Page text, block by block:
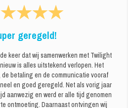
geregeld!
keer dat wij samenwerken met Twilight
is alles uitstekend verlopen. Het
betaling en de communicatie vooraf
en goed geregeld. Net als vorig jaar
aanwezig en werd er alle tijd genomen
ontmoeting. Daarnaast ontvingen wij